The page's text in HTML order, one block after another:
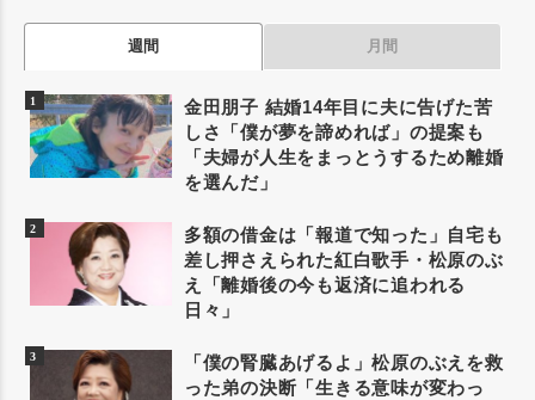
週間 月間
金田朋子 結婚14年目に夫に告げた苦
しさ「僕が夢を諦めれば」の提案も
「夫婦が人生をまっとうするため離婚
を選んだ」
多額の借金は「報道で知った」自宅も
差し押さえられた紅白歌手・松原のぶ
え「離婚後の今も返済に追われる
日々」
「僕の腎臓あげるよ」松原のぶえを救
った弟の決断「生きる意味が変わっ